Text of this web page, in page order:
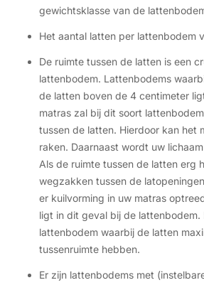
gewichtsklasse van de
Het aantal latten per lattenbodem
De ruimte tussen de latten is een
lattenbodem. Lattenbodems
de latten boven de 4 centimeter
matras zal bij dit soort
tussen de latten. Hierdoor kan het
raken. Daarnaast wordt uw
Als de ruimte tussen de latten erg
wegzakken tussen de
er kuilvorming in uw matras
ligt in dit geval bij de lattenbodem.
lattenbodem waarbij de latten
tussenruimte hebben.
Er zijn lattenbodems met